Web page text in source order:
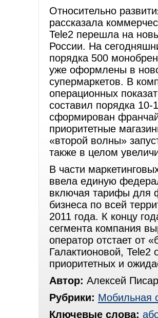
Относительно
рассказала
Tele2 перешла на
России. На
порядка 500
уже оформлены в
супермаркетов. В
операционных
составил порядка
сформирован
приоритетные
«второй волны»
также в целом
В части
ввела единую
включая тарифы для
бизнеса по всей
2011 года. К концу
сегмента компания
оператор отстает от
Галактионовой, Tele2
приоритетных и
Автор: Алексей
Рубрики: Мобильная
Ключевые слова: